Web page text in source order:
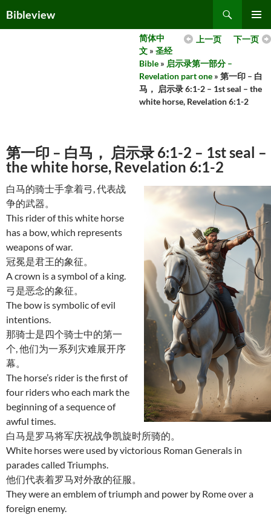
toBibleview
MENU
下一页
上一页
简体中
文 » 圣经
Bible » 启示录第一部分 –
Revelation part one » 第一印 – 白
马， 启示录 6:1-2 – 1st seal – the
white horse, Revelation 6:1-2
第一印 – 白马， 启示录 6:1-2 – 1st seal –
the white horse, Revelation 6:1-2
白马的骑士手拿着弓, 代表战
争的武器。
This rider of this white horse
has a bow, which represents
weapons of war.
冠冕是君王的象征。
A crown is a symbol of a king.
弓是恶念的象征。
The bow is symbolic of evil
intentions.
那骑士是四个骑士中的第一
个, 他们为一系列灾难展开序
幕。
The horse’s rider is the first of
four riders who each mark the
beginning of a sequence of
awful times.
白马是罗马将军庆祝战争凯旋时所骑的。
White horses were used by victorious Roman Generals in
parades called Triumphs.
他们代表着罗马对外敌的征服。
They were an emblem of triumph and power by Rome over a
foreign enemy.